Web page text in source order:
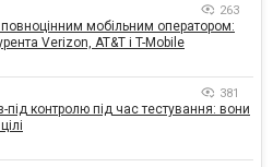
263
мобільним оператором:
Verizon, AT&T і T-Mobile
381
під контролю під час тестування: вони